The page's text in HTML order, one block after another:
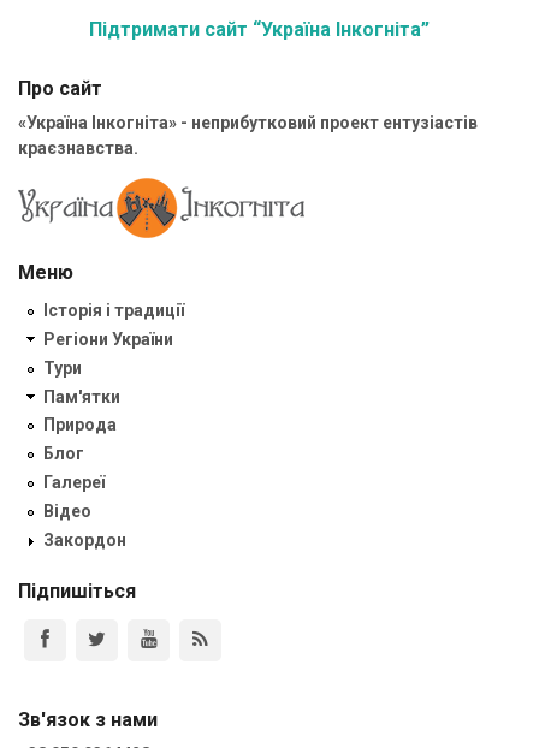
Підтримати сайт “Україна Інкогніта”
Про сайт
«Україна Інкогніта» - неприбутковий проект ентузіастів
краєзнавства.
Меню
Історія і традиції
Регіони України
Тури
Пам'ятки
Природа
Блог
Галереї
Відео
Закордон
Підпишіться
Зв'язок з нами